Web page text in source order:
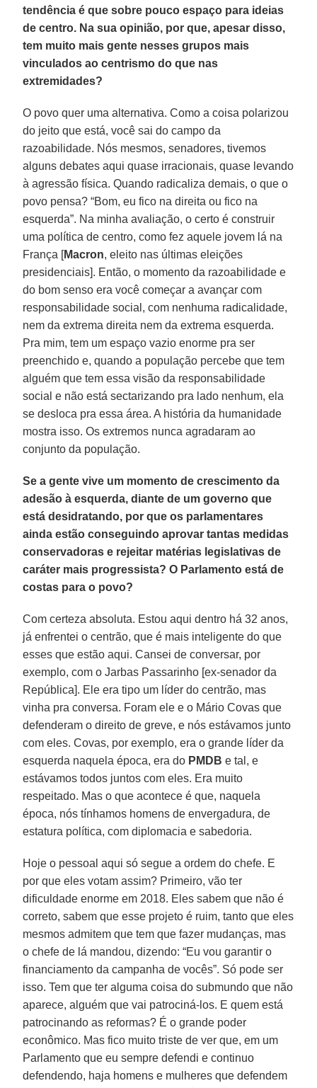
tendência é que sobre pouco espaço para ideias
de centro. Na sua opinião, por que, apesar disso,
tem muito mais gente nesses grupos mais
vinculados ao centrismo do que nas
extremidades?
O povo quer uma alternativa. Como a coisa polarizou
do jeito que está, você sai do campo da
razoabilidade. Nós mesmos, senadores, tivemos
alguns debates aqui quase irracionais, quase levando
à agressão física. Quando radicaliza demais, o que o
povo pensa? “Bom, eu fico na direita ou fico na
esquerda”. Na minha avaliação, o certo é construir
uma política de centro, como fez aquele jovem lá na
França [Macron, eleito nas últimas eleições
presidenciais]. Então, o momento da razoabilidade e
do bom senso era você começar a avançar com
responsabilidade social, com nenhuma radicalidade,
nem da extrema direita nem da extrema esquerda.
Pra mim, tem um espaço vazio enorme pra ser
preenchido e, quando a população percebe que tem
alguém que tem essa visão da responsabilidade
social e não está sectarizando pra lado nenhum, ela
se desloca pra essa área. A história da humanidade
mostra isso. Os extremos nunca agradaram ao
conjunto da população.
Se a gente vive um momento de crescimento da
adesão à esquerda, diante de um governo que
está desidratando, por que os parlamentares
ainda estão conseguindo aprovar tantas medidas
conservadoras e rejeitar matérias legislativas de
caráter mais progressista? O Parlamento está de
costas para o povo?
Com certeza absoluta. Estou aqui dentro há 32 anos,
já enfrentei o centrão, que é mais inteligente do que
esses que estão aqui. Cansei de conversar, por
exemplo, com o Jarbas Passarinho [ex-senador da
República]. Ele era tipo um líder do centrão, mas
vinha pra conversa. Foram ele e o Mário Covas que
defenderam o direito de greve, e nós estávamos junto
com eles. Covas, por exemplo, era o grande líder da
esquerda naquela época, era do PMDB e tal, e
estávamos todos juntos com eles. Era muito
respeitado. Mas o que acontece é que, naquela
época, nós tínhamos homens de envergadura, de
estatura política, com diplomacia e sabedoria.
Hoje o pessoal aqui só segue a ordem do chefe. E
por que eles votam assim? Primeiro, vão ter
dificuldade enorme em 2018. Eles sabem que não é
correto, sabem que esse projeto é ruim, tanto que eles
mesmos admitem que tem que fazer mudanças, mas
o chefe de lá mandou, dizendo: “Eu vou garantir o
financiamento da campanha de vocês”. Só pode ser
isso. Tem que ter alguma coisa do submundo que não
aparece, alguém que vai patrociná-los. E quem está
patrocinando as reformas? É o grande poder
econômico. Mas fico muito triste de ver que, em um
Parlamento que eu sempre defendi e continuo
defendendo, haja homens e mulheres que defendem